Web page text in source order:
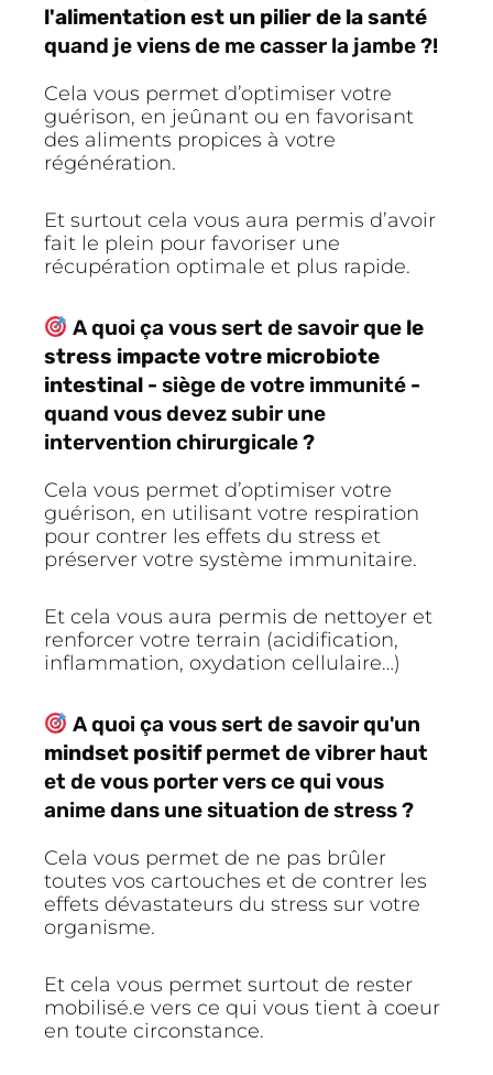
l'alimentation est un pilier de la santé
quand je viens de me casser la jambe ?!
Cela vous permet d’optimiser votre
guérison, en jeûnant ou en favorisant
des aliments propices à votre
régénération.
Et surtout cela vous aura permis d’avoir
fait le plein pour favoriser une
récupération optimale et plus rapide.
A quoi ça vous sert de savoir que le
stress impacte votre microbiote
intestinal - siège de votre immunité -
quand vous devez subir une
intervention chirurgicale ?
Cela vous permet d’optimiser votre
guérison, en utilisant votre respiration
pour contrer les effets du stress et
préserver votre système immunitaire.
Et cela vous aura permis de nettoyer et
renforcer votre terrain (acidification,
inflammation, oxydation cellulaire…)
A quoi ça vous sert de savoir qu'un
mindset positifpermet de vibrer haut
et de vous porter vers ce qui vous
anime dans une situation de stress ?
Cela vous permet de ne pas brûler
toutes vos cartouches et de contrer les
effets dévastateurs du stress sur votre
organisme.
Et cela vous permet surtout de rester
mobilisé.e vers ce qui vous tient à coeur
en toute circonstance.